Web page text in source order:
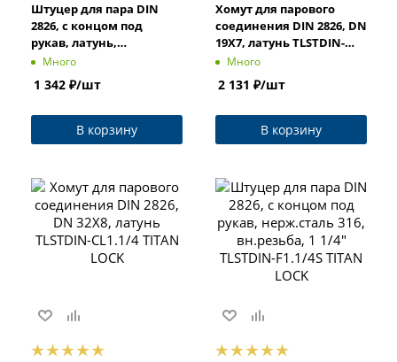
Штуцер для пара DIN
2826, с концом под
рукав, латунь,
вн.резьба, 3/4" TLSTDIN-
F3/4 TITAN LOCK
Много
1 342 ₽/шт
В корзину
Хомут для парового
соединения DIN 2826, DN
19X7, латунь TLSTDIN-
CL3/4 TITAN LOCK
Много
2 131 ₽/шт
В корзину